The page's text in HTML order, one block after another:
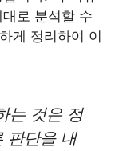
로 분석할 수
게 정리하여 이
는 것은 정
판단을 내